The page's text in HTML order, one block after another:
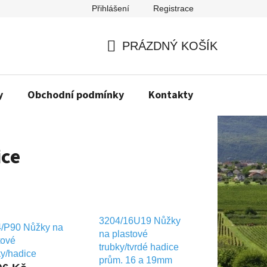
Přihlášení Registrace
KOŠÍK
PRÁZDNÝ KOŠÍK
Obchodní podmínky Kontakty
P90 Nůžky na
hadice
3204/16U19 Nůžky
na plastové
trubky/tvrdé hadice
prům. 16 a 19mm